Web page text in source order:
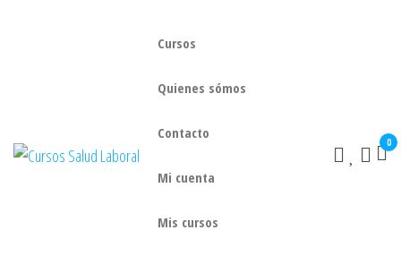
Salud
Cursos
Quienes sómos
Contacto
Mi cuenta
Mis cursos
0